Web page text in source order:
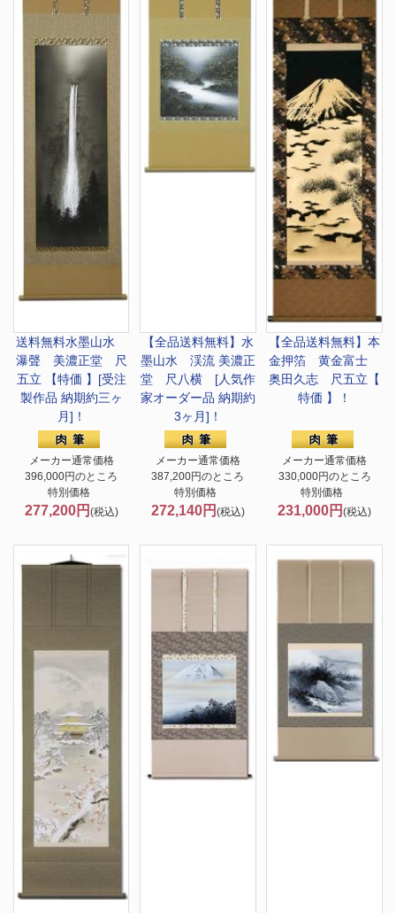
送料無料水墨山水
瀑聲 美濃正堂 尺
五立 【特価 】[受注
製作品 納期約三ヶ
月]！
メーカー通常価格
396,000円のところ
特別価格
277,200円 (税込)
【全品送料無料】 水
墨山水 渓流 美濃正
堂 尺八横 [人気作
家オーダー品 納期約
3ヶ月]！
メーカー通常価格
387,200円のところ
特別価格
272,140円 (税込)
【全品送料無料】本
金押箔 黄金富士
奥田久志 尺五立【
特価 】！
メーカー通常価格
330,000円のところ
特別価格
231,000円(税込)